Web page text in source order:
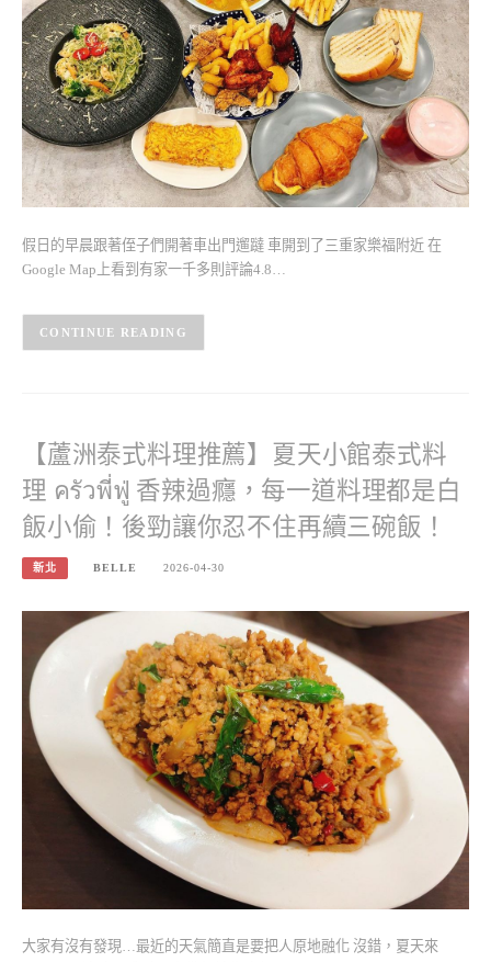
假日的早晨跟著侄子們開著車出門遛躂 車開到了三重家樂福附近 在
Google Map上看到有家一千多則評論4.8…
CONTINUE READING
【蘆洲泰式料理推薦】夏天小館泰式料
理 ครัวพี่ฟู่ 香辣過癮，每一道料理都是白
飯小偷！後勁讓你忍不住再續三碗飯！
新北 BELLE 2026-04-30
大家有沒有發現…最近的天氣簡直是要把人原地融化 沒錯，夏天來